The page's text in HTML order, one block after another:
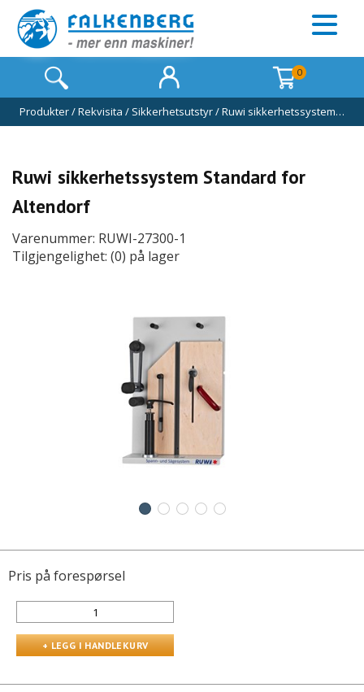
0
Produkter/Rekvisita / Sikkerhetsutstyr/Ruwi sikkerhetssystem…
Ruwi sikkerhetssystem Standard for
Altendorf
Varenummer: RUWI-27300-1
Tilgjengelighet: (0) på lager
Pris på forespørsel